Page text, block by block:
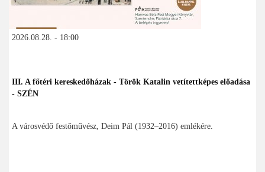
2026.08.28. - 18:00
III. A főtéri kereskedőházak - Török Katalin vetítettképes előadása
- SZÉN
A városvédő festőművész, Deim Pál (1932–2016) emlékére.